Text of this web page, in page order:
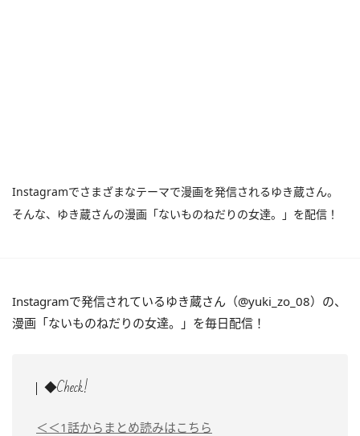
Instagramでさまざまなテーマで漫画を発信されるゆき蔵さん。
そんな、ゆき蔵さんの漫画「ないものねだりの女達。」を配信！
Instagramで発信されているゆき蔵さん（@yuki_zo_08）の、
漫画「ないものねだりの女達。」を毎日配信！
◆Check!
＜＜1話からまとめ読みはこちら